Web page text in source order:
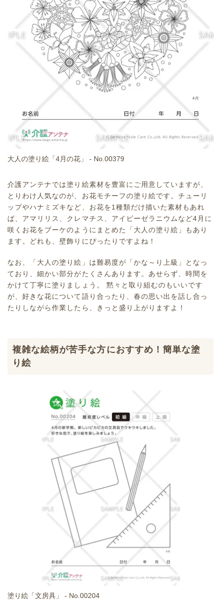
大人の塗り絵「4月の花」 - No.00379
介護アンテナでは塗り絵素材を豊富にご用意していますが、
とりわけ人気なのが、お花モチーフの塗り絵です。チューリ
ップやハナミズキなど、お花を1種類だけ描いた素材もあれ
ば、アマリリス、クレマチス、アイビーゼラニウムなど4月に
咲くお花をブーケのようにまとめた「大人の塗り絵」もあり
ます。どれも、壁飾りにぴったりですよね！
なお、「大人の塗り絵」は難易度が「かな～り上級」となっ
ており、細かい部分がたくさんあります。あせらず、時間を
かけて丁寧に塗りましょう。 黙々と取り組むのもいいです
が、好きな花について語り合ったり、春の思い出を話し合っ
たりしながら作業したら、きっと盛り上がりますよ！
複雑な絵柄が苦手な方におすすめ！簡単な塗
り絵
塗り絵「文房具」 - No.00204